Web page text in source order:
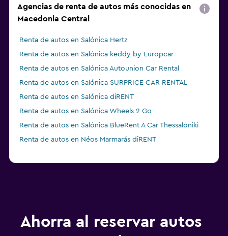
Agencias de renta de autos más conocidas en
Macedonia Central
Renta de autos en Salónica Hertz
Renta de autos en Salónica keddy by Europcar
Renta de autos en Salónica Autounion Car Rental
Renta de autos en Salónica SURPRICE CAR RENTAL
Renta de autos en Salónica diRENT
Renta de autos en Salónica Wheels 2 Go
Renta de autos en Salónica BlueRent A Car Thessaloniki
Renta de autos en Néos Marmarás diRENT
Ahorra al reservar autos